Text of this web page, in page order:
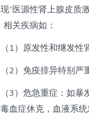
“医源性肾上腺皮质
相关疾病如：
（1）原发性和继发
（2）免疫排异特别严
（3）危急重症：如
血症休克，血液系统